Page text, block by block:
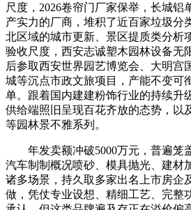
尺度，2026卷帘门厂家保举，长城铝
产实力的厂商，堆积了近百家垃圾分
北区域的城市更新、景区提质类分析
验收尺度，西安志诚塑木园林设备无
后参取西安世界园艺博览会、大明宫
城等沉点市政文旅项目，产能不变可
单。跟着国内建建粉饰行业的持续升
供给端照旧呈现百花齐放的态势，以
等园林景不雅系列。
年发卖额冲破5000万元，普遍笼盖
汽车制制概况喷砂、模具抛光、建材
诸多场景，持久取多家出名上市房企
做，凭仗专业设想、精细工艺、完整